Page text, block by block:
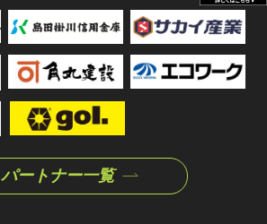
パートナー一覧